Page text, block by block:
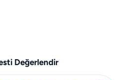
Değerlendir